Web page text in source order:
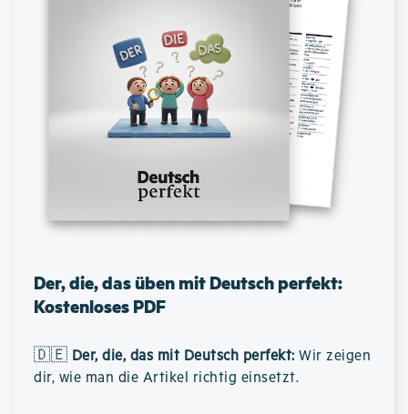
Der, die, das üben mit Deutsch perfekt:
Kostenloses PDF
🇩🇪 Der, die, das mit Deutsch perfekt: Wir zeigen
dir, wie man die Artikel richtig einsetzt.